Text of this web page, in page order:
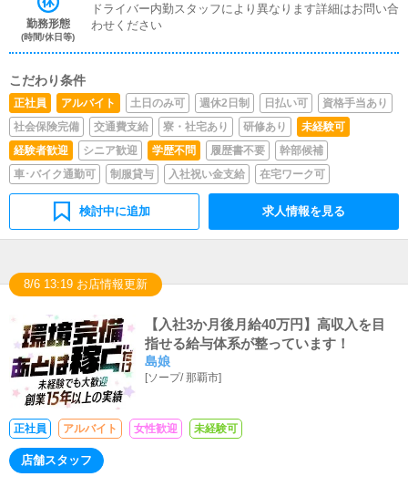
勤務形態
(時間/休日等)
ドライバー内勤スタッフにより異なります詳細はお問い合
わせください
こだわり条件
正社員 アルバイト 土日のみ可 週休2日制 日払い可
資格手当あり
社会保険完備
交通費支給 寮・社宅あり 研修あり
未経験可
経験者歓迎
シニア歓迎 学歴不問 履歴書不要
幹部候補
車･バイク通勤可
制服貸与 入社祝い金支給 在宅ワーク可
検討中に追加 求人情報を見る
8/6 13:19 お店情報更新
【入社3か月後月給40万円】高収入を目
指せる給与体系が整っています！
島娘
[ソープ/那覇市]
正社員 アルバイト 女性歓迎 未経験可
店舗スタッフ